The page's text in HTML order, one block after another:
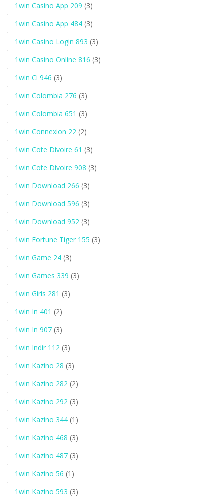
1win Casino App 209 (3)
1win Casino App 484 (3)
1win Casino Login 893 (3)
1win Casino Online 816 (3)
1win Ci 946 (3)
1win Colombia 276 (3)
1win Colombia 651 (3)
1win Connexion 22 (2)
1win Cote Divoire 61 (3)
1win Cote Divoire 908 (3)
1win Download 266 (3)
1win Download 596 (3)
1win Download 952 (3)
1win Fortune Tiger 155 (3)
1win Game 24 (3)
1win Games 339 (3)
1win Giris 281 (3)
1win In 401 (2)
1win In 907 (3)
1win Indir 112 (3)
1win Kazino 28 (3)
1win Kazino 282 (2)
1win Kazino 292 (3)
1win Kazino 344 (1)
1win Kazino 468 (3)
1win Kazino 487 (3)
1win Kazino 56 (1)
1win Kazino 593 (3)